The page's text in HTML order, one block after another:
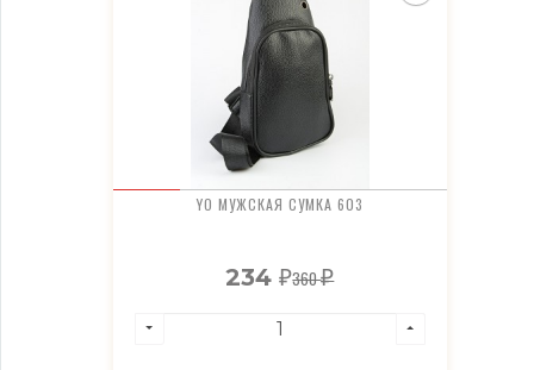
YO МУЖСКАЯ СУМКА 603
234₽360₽